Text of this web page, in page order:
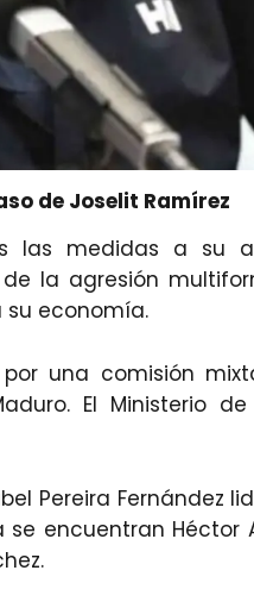
de Joselit Ramírez
las medidas a su
la agresión
su economía.
una comisión
El Ministerio
Pereira Fernández
encuentran Héctor